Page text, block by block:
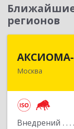
регионов
Москва
Внедрений
105066,